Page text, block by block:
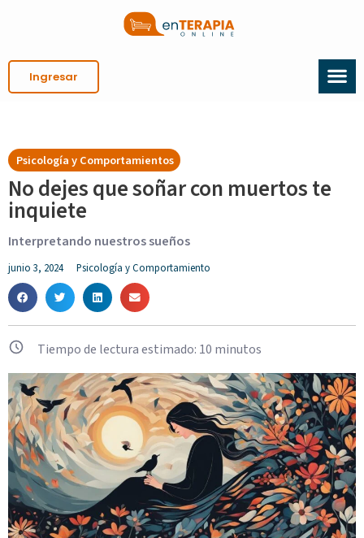
Ingresar
Psicología y Comportamientos
No dejes que soñar con muertos te
inquiete
Interpretando nuestros sueños
junio 3, 2024 Psicología y Comportamiento
Tiempo de lectura estimado: 10 minutos